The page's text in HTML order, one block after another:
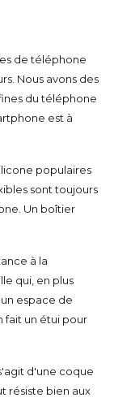
de téléphone
Nous avons des
du téléphone
est à
populaires
sont toujours
Un boîtier
à la
qui, en plus
espace de
fait un étui pour
d'une coque
résiste bien aux